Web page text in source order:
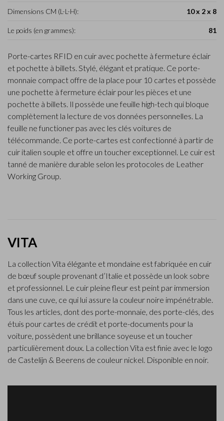
Dimensions CM (L-L-H): 10 x 2 x 8
Le poids (en grammes): 81
Porte-cartes RFID en cuir avec pochette à fermeture éclair
et pochette à billets. Stylé, élégant et pratique. Ce porte-
monnaie compact offre de la place pour 10 cartes et possède
une pochette à fermeture éclair pour les pièces et une
pochette à billets. Il possède une feuille high-tech qui bloque
complètement la lecture de vos données personnelles. La
feuille ne functioner pas avec les clés voitures de
télécommande. Ce porte-cartes est confectionné à partir de
cuir italien souple et offre un toucher exceptionnel. Le cuir est
tanné de manière durable selon les protocoles de Leather
Working Group.
VITA
La collection Vita élégante et mondaine est fabriquée en cuir
de bœuf souple provenant d’Italie et possède un look sobre
et professionnel. Le cuir pleine fleur est peint par immersion
dans une cuve, ce qui lui assure la couleur noire impénétrable.
Tous les articles, dont des porte-monnaie, des porte-clés, des
étuis pour cartes de crédit et porte-documents pour la
voiture, possèdent une brillance soyeuse et un toucher
particulièrement doux. La collection Vita est finie avec le logo
de Castelijn & Beerens de couleur nickel. Disponible en noir.